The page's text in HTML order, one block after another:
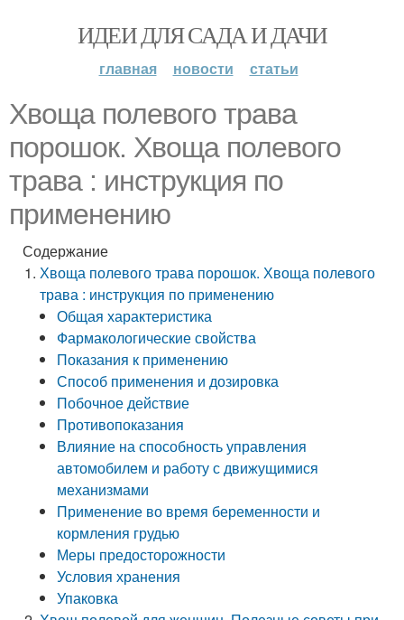
ИДЕИ ДЛЯ САДА И ДАЧИ
главная новости статьи
Хвоща полевого трава
порошок. Хвоща полевого
трава : инструкция по
применению
Содержание
Хвоща полевого трава порошок. Хвоща полевого
трава : инструкция по применению
Общая характеристика
Фармакологические свойства
Показания к применению
Способ применения и дозировка
Побочное действие
Противопоказания
Влияние на способность управления
автомобилем и работу с движущимися
механизмами
Применение во время беременности и
кормления грудью
Меры предосторожности
Условия хранения
Упаковка